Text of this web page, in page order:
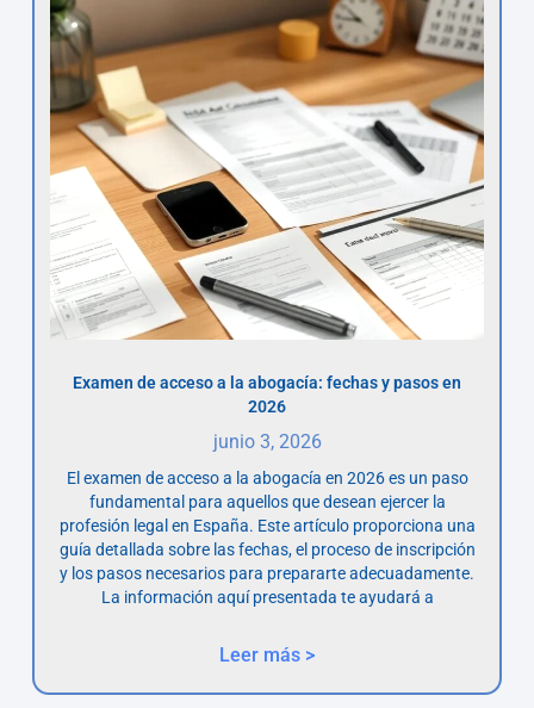
Examen de acceso a la abogacía: fechas y pasos en
2026
junio 3, 2026
El examen de acceso a la abogacía en 2026 es un paso
fundamental para aquellos que desean ejercer la
profesión legal en España. Este artículo proporciona una
guía detallada sobre las fechas, el proceso de inscripción
y los pasos necesarios para prepararte adecuadamente.
La información aquí presentada te ayudará a
Leer más >